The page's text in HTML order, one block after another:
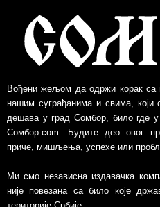
Вођени жељом да одржи корак са
нашим суграђанима и свима, који
дешава у град Сомбор, било где
Сомбор.com. Будите део овог
приче, мишљења, успехе или
Ми смо независна издавачка
није повезанa са било које